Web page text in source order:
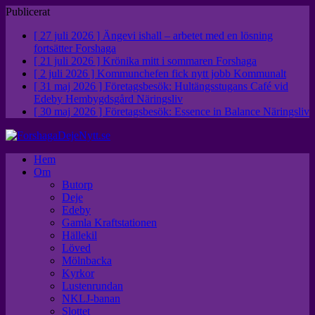
Publicerat
[ 27 juli 2026 ] Ängevi ishall – arbetet med en lösning
fortsätter Forshaga
[ 21 juli 2026 ] Krönika mitt i sommaren Forshaga
[ 2 juli 2026 ] Kommunchefen fick nytt jobb Kommunalt
[ 31 maj 2026 ] Företagsbesök: Hultängsstugans Café vid
Edeby Hembygdsgård Näringsliv
[ 30 maj 2026 ] Företagsbesök: Essence in Balance Näringsliv
Hem
Om
Butorp
Deje
Edeby
Gamla Kraftstationen
Hällekil
Löved
Mölnbacka
Kyrkor
Lustenrundan
NKLJ-banan
Slottet